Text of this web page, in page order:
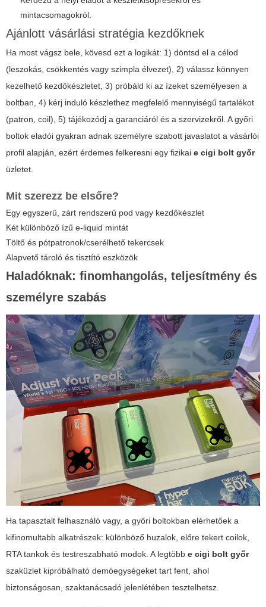
mintacsomagokról.
Ajánlott vásárlási stratégia kezdőknek
Ha most vágsz bele, kövesd ezt a logikát: 1) döntsd el a célod
(leszokás, csökkentés vagy szimpla élvezet), 2) válassz könnyen
kezelhető kezdőkészletet, 3) próbáld ki az ízeket személyesen a
boltban, 4) kérj induló készlethez megfelelő mennyiségű tartalékot
(patron, coil), 5) tájékozódj a garanciáról és a szervizekről. A győri
boltok eladói gyakran adnak személyre szabott javaslatot a vásárlói
profil alapján, ezért érdemes felkeresni egy fizikai e cigi bolt győr
üzletet.
Mit szerezz be elsőre?
Egy egyszerű, zárt rendszerű pod vagy kezdőkészlet
Két különböző ízű e-liquid mintát
Töltő és pótpatronok/cserélhető tekercsek
Alapvető tároló és tisztító eszközök
Haladóknak: finomhangolás, teljesítmény és
személyre szabás
Ha tapasztalt felhasználó vagy, a győri boltokban elérhetőek a
kifinomultabb alkatrészek: különböző huzalok, előre tekert coilok,
RTA tankok és testreszabható modok. A legtöbb e cigi bolt győr
szaküzlet kipróbálható demóegységeket tart fent, ahol
biztonságosan, szaktanácsadó jelenlétében tesztelhetsz.